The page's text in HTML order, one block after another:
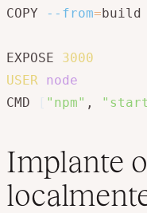
COPY
--from=build
EXPOSE 3000
USER node
CMD
"npm" ,
Implante